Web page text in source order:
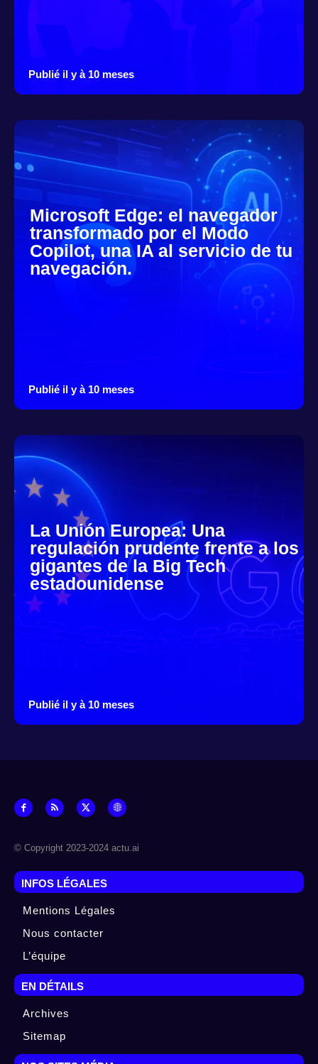
Publié il y à 10 meses
Microsoft Edge: el navegador
transformado por el Modo
Copilot, una IA al servicio de tu
navegación.
Publié il y à 10 meses
La Unión Europea: Una
regulación prudente frente a los
gigantes de la Big Tech
estadounidense
Publié il y à 10 meses
© Copyright 2023-2024 actu.ai
INFOS LÉGALES
Mentions Légales
Nous contacter
L’équipe
EN DÉTAILS
Archives
Sitemap